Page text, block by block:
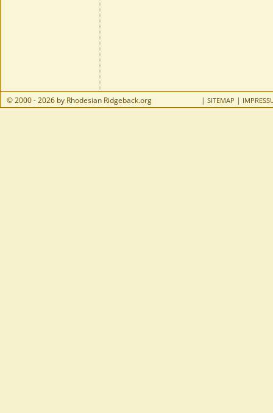
© 2000 - 2026 by Rhodesian Ridgeback.org | SITEMAP |